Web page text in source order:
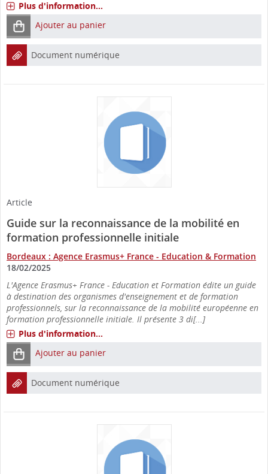
Plus d'information...
Ajouter au panier
Document numérique
Article
Guide sur la reconnaissance de la mobilité en
formation professionnelle initiale
Bordeaux : Agence Erasmus+ France - Education & Formation
18/02/2025
L'Agence Erasmus+ France - Education et Formation édite un guide
à destination des organismes d'enseignement et de formation
professionnels, sur la reconnaissance de la mobilité européenne en
formation professionnelle initiale. Il présente 3 di[...]
Plus d'information...
Ajouter au panier
Document numérique